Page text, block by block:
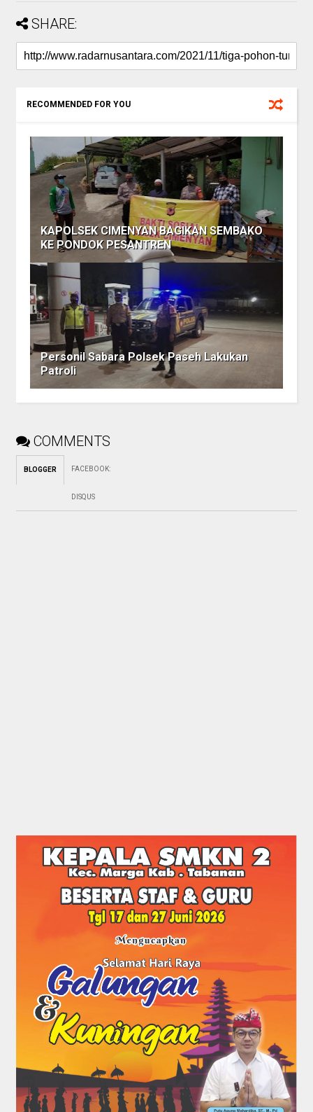
SHARE:
RECOMMENDED FOR YOU
KAPOLSEK CIMENYAN BAGIKAN SEMBAKO
KE PONDOK PESANTREN
Personil Sabara Polsek Paseh Lakukan
Patroli
COMMENTS
BLOGGER FACEBOOK:
DISQUS